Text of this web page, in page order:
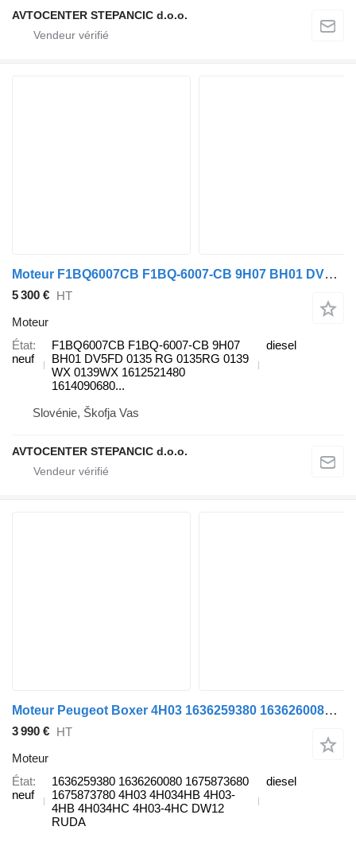
AVTOCENTER STEPANCIC d.o.o.
Moteur F1BQ6007CB F1BQ-6007-CB 9H07 BH01 DV5FD 0135 pour automobile Citroen Peugeot PSA 1.6 9H05 BH01 BH02 9H07
5 300 € HT
Moteur
État
neuf
F1BQ6007CB F1BQ-6007-CB 9H07
BH01 DV5FD 0135 RG 0135RG 0139
WX 0139WX 1612521480
1614090680...
diesel
Slovénie, Škofja Vas
AVTOCENTER STEPANCIC d.o.o.
Moteur Peugeot Boxer 4H03 1636259380 1636260080 1675873680 1675873780 4H03 4H034HB 4H03-4HB 4H034HC 4H03-4HC DW12 pour automobile Citroen Jumper - Jumpy / Peugeot Boxer - Ford / Fiat / Opel
3 990 € HT
Moteur
État
neuf
1636259380 1636260080 1675873680
1675873780 4H03 4H034HB 4H03-
4HB 4H034HC 4H03-4HC DW12
RUDA
diesel